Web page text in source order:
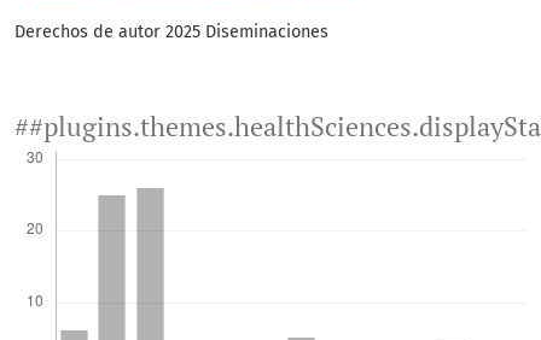
Derechos de autor 2025 Diseminaciones